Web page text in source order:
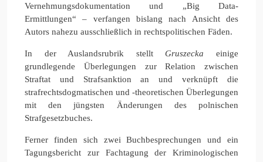
Vernehmungsdokumentation und „Big Data-
Ermittlungen“ – verfangen bislang nach Ansicht des
Autors nahezu ausschließlich in rechtspolitischen Fäden.
In der Auslandsrubrik stelltGruszecka einige
grundlegende Überlegungen zur Relation zwischen
Straftat und Strafsanktion an und verknüpft die
strafrechtsdogmatischen und -theoretischen Überlegungen
mit den jüngsten Änderungen des polnischen
Strafgesetzbuches.
Ferner finden sich zwei Buchbesprechungen und ein
Tagungsbericht zur Fachtagung der Kriminologischen